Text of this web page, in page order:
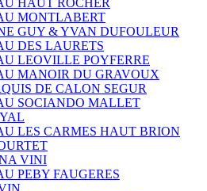
HAUT ROCHER
MONTLABERT
GUY & YVAN DUFOULEUR
DES LAURETS
LEOVILLE POYFERRE
MANOIR DU GRAVOUX
DE CALON SEGUR
SOCIANDO MALLET
LES CARMES HAUT BRION
VINI
PEBY FAUGERES